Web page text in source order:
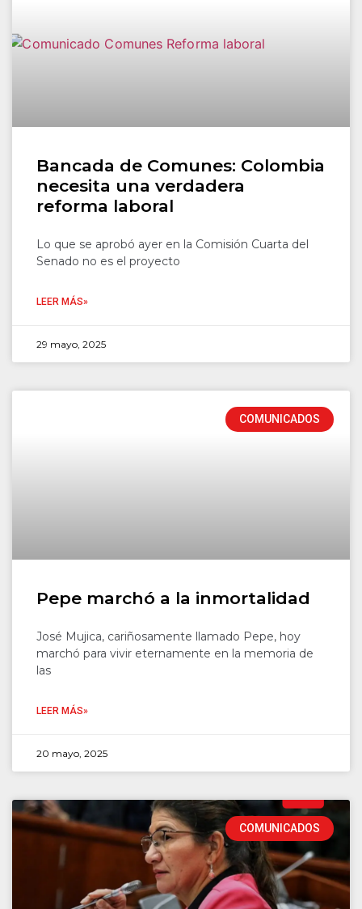
Bancada de Comunes: Colombia
necesita una verdadera
reforma laboral
Lo que se aprobó ayer en la Comisión Cuarta del
Senado no es el proyecto
LEER MÁS»
29 mayo, 2025
COMUNICADOS
Pepe marchó a la inmortalidad
José Mujica, cariñosamente llamado Pepe, hoy
marchó para vivir eternamente en la memoria de
las
LEER MÁS»
20 mayo, 2025
COMUNICADOS